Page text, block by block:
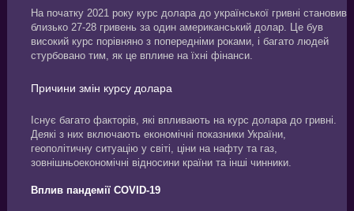
На початку 2021 року курс долара до української гривні становив
близько 27-28 гривень за один американський долар. Це був
високий курс порівняно з попередніми роками, і багато людей
стурбовано тим, як це вплине на їхні фінанси.
Причини змін курсу долара
Існує багато факторів, які впливають на курс долара до гривні.
Деякі з них включають економічні показники України,
геополітичну ситуацію у світі, ціни на нафту та газ,
зовнішньоекономічні відносини країни та інші чинники.
Вплив пандемії COVID-19